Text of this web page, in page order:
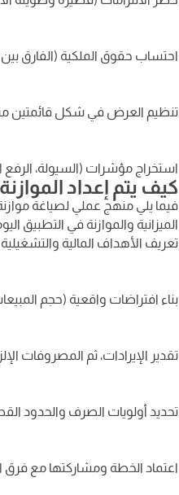
احتساب حقوق الملكية (الفارق بين
تنظيم العرض في شكل قائمتين
استخراج مؤشرات (السيولة، الرفع
كيف يتم إعداد
فيما يلي منهج عملي لصياغة
الميزانية والموازنة في التطبيق
تعريف الأهداف المالية
بناء افتراضات واقعية (حجم
تقدير الإيرادات، ثم المصروفات
تحديد أولويات الصرف والحدود
اعتماد الخطة ومشاركتها مع فرق